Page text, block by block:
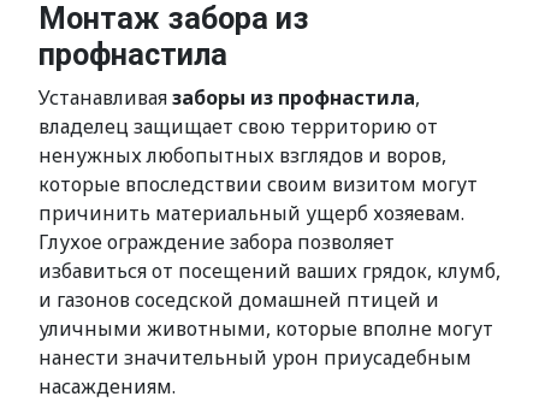
Монтаж забора из
профнастила
Устанавливаязаборы из профнастила,
владелец защищает свою территорию от
ненужных любопытных взглядов и воров,
которые впоследствии своим визитом могут
причинить материальный ущерб хозяевам.
Глухое ограждение забора позволяет
избавиться от посещений ваших грядок, клумб,
и газонов соседской домашней птицей и
уличными животными, которые вполне могут
нанести значительный урон приусадебным
насаждениям.